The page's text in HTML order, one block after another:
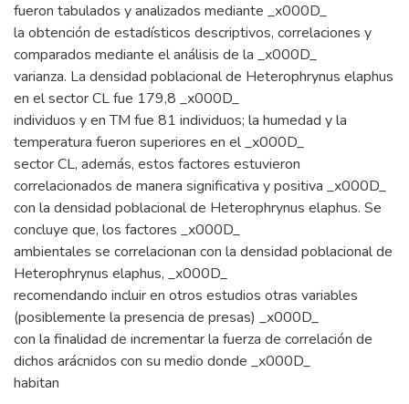
fueron tabulados y analizados mediante _x000D_
la obtención de estadísticos descriptivos, correlaciones y
comparados mediante el análisis de la _x000D_
varianza. La densidad poblacional de Heterophrynus elaphus
en el sector CL fue 179,8 _x000D_
individuos y en TM fue 81 individuos; la humedad y la
temperatura fueron superiores en el _x000D_
sector CL, además, estos factores estuvieron
correlacionados de manera significativa y positiva _x000D_
con la densidad poblacional de Heterophrynus elaphus. Se
concluye que, los factores _x000D_
ambientales se correlacionan con la densidad poblacional de
Heterophrynus elaphus, _x000D_
recomendando incluir en otros estudios otras variables
(posiblemente la presencia de presas) _x000D_
con la finalidad de incrementar la fuerza de correlación de
dichos arácnidos con su medio donde _x000D_
habitan